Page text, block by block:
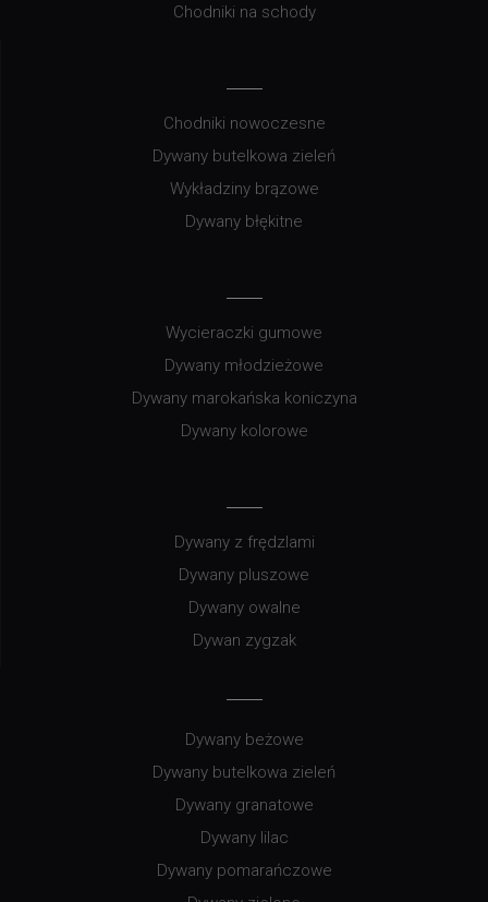
Chodniki na schody
Chodniki nowoczesne
Dywany butelkowa zieleń
Wykładziny brązowe
Dywany błękitne
Wycieraczki gumowe
Dywany młodzieżowe
Dywany marokańska koniczyna
Dywany kolorowe
Dywany z frędzlami
Dywany pluszowe
Dywany owalne
Dywan zygzak
Dywany beżowe
Dywany butelkowa zieleń
Dywany granatowe
Dywany lilac
Dywany pomarańczowe